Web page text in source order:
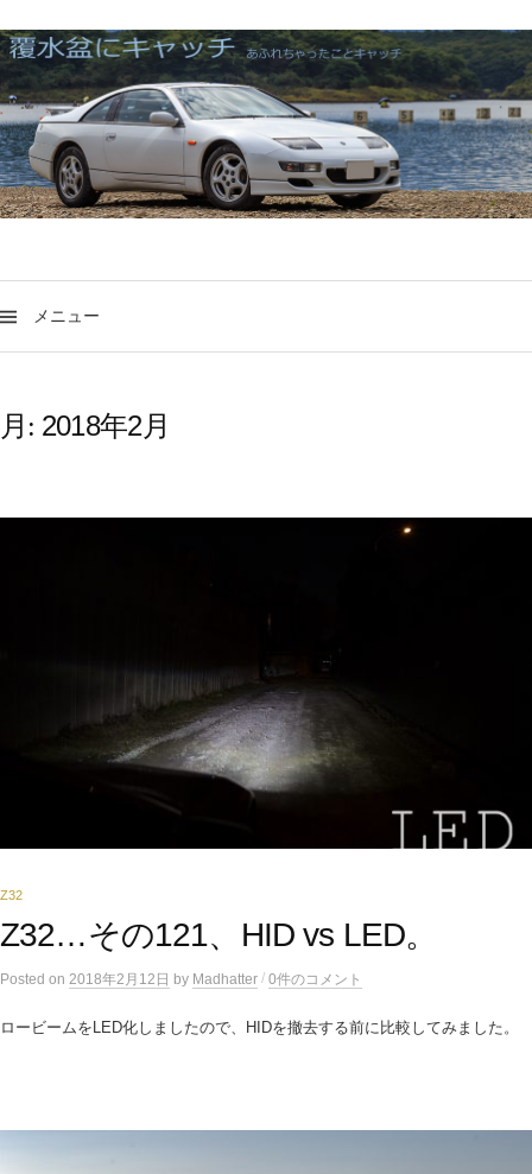
メニュー
月: 2018年2月
Z32
Z32…その121、HID vs LED。
Posted on 2018年2月12日 by Madhatter / 0件のコメント
ロービームをLED化しましたので、HIDを撤去する前に比較してみました。